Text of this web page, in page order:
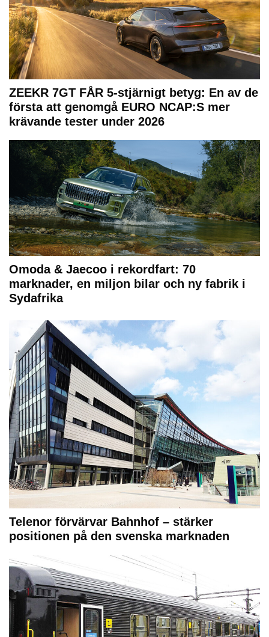
ZEEKR 7GT FÅR 5-stjärnigt betyg: En av de
första att genomgå EURO NCAP:S mer
krävande tester under 2026
Omoda & Jaecoo i rekordfart: 70
marknader, en miljon bilar och ny fabrik i
Sydafrika
Telenor förvärvar Bahnhof – stärker
positionen på den svenska marknaden